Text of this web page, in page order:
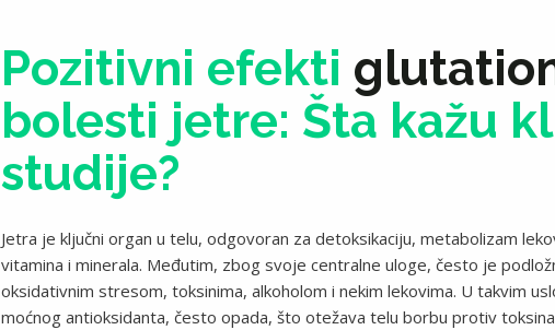
Pozitivni efekti
bolesti jetre: Šta kažu
studije?
Jetra je ključni organ u telu, odgovoran za detoksikaciju, metabolizam
vitamina i minerala. Međutim, zbog svoje centralne uloge, često je
oksidativnim stresom, toksinima, alkoholom i nekim lekovima. U takvim
moćnog antioksidanta, često opada, što otežava telu borbu protiv